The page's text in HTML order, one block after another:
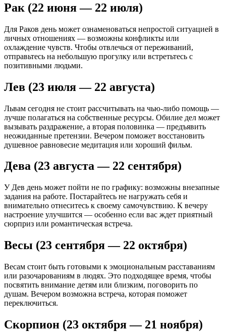
Рак (22 июня — 22 июля)
Для Раков день может ознаменоваться непростой ситуацией в
личных отношениях — возможны конфликты или
охлаждение чувств. Чтобы отвлечься от переживаний,
отправьтесь на небольшую прогулку или встретьтесь с
позитивными людьми.
Лев (23 июля — 22 августа)
Львам сегодня не стоит рассчитывать на чью-либо помощь —
лучше полагаться на собственные ресурсы. Обилие дел может
вызывать раздражение, а вторая половинка — предъявить
неожиданные претензии. Вечером поможет восстановить
душевное равновесие медитация или хороший фильм.
Дева (23 августа — 22 сентября)
У Дев день может пойти не по графику: возможны внезапные
задания на работе. Постарайтесь не нагружать себя и
внимательно отнеситесь к своему самочувствию. К вечеру
настроение улучшится — особенно если вас ждет приятный
сюрприз или романтическая встреча.
Весы (23 сентября — 22 октября)
Весам стоит быть готовыми к эмоциональным расставаниям
или разочарованиям в людях. Это подходящее время, чтобы
посвятить внимание детям или близким, поговорить по
душам. Вечером возможна встреча, которая поможет
переключиться.
Скорпион (23 октября — 21 ноября)